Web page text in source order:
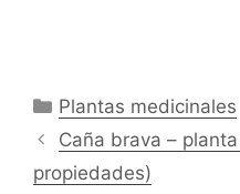
Categories
Plantas medicinales
Caña brava –
propiedades)